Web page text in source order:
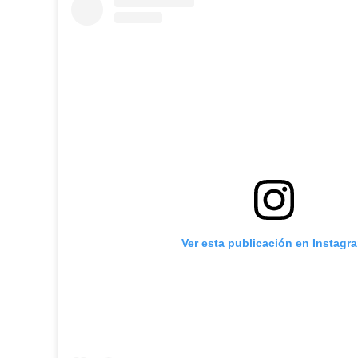
Ver esta publicación en